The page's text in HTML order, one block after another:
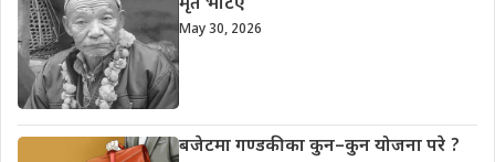
मृत भेटिए
May 30, 2026
बजेटमा गण्डकीका कुन–कुन योजना परे ?